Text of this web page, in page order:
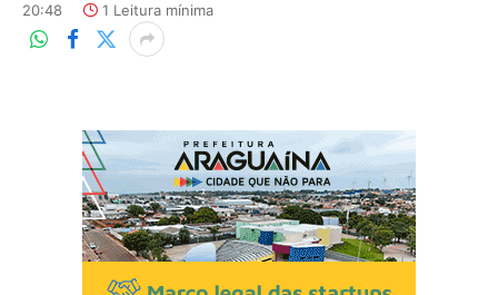
20:48
1 Leitura mínima